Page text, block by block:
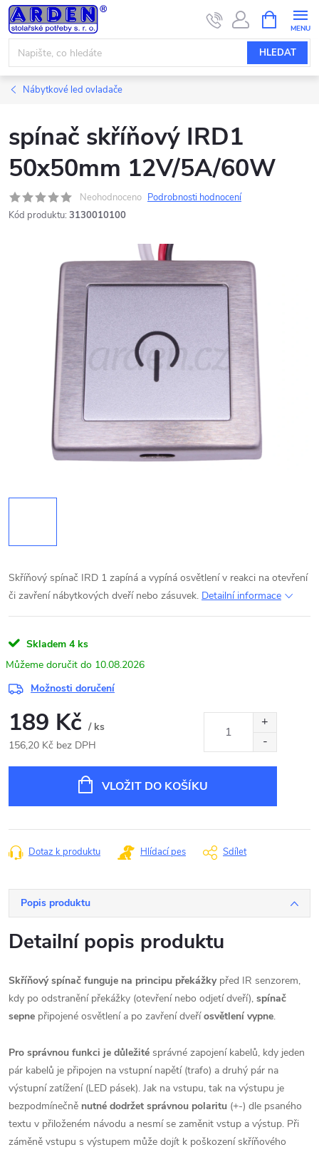
Přejít
na
obsah
HLEDAT
NÁKUPNÍ
KOŠÍK
Nábytkové led ovladače
spínač skříňový IRD1
50x50mm 12V/5A/60W
Neohodnoceno Podrobnosti hodnocení
Kód produktu: 3130010100
Skříňový spínač IRD 1 zapíná a vypíná osvětlení v reakci na otevření
či zavření nábytkových dveří nebo zásuvek. Detailní informace
Skladem 4 ks
10.08.2026
Možnosti doručení
189 Kč / ks
156,20 Kč bez DPH
VLOŽIT DO KOŠÍKU
Dotaz k produktu Hlídací pes Sdílet
Popis produktu
Detailní popis produktu
Skříňový spínač funguje na principu překážkypřed IR senzorem,
kdy po odstranění překážky (otevření nebo odjetí dveří), spínač
sepne připojené osvětlení a po zavření dveříosvětlení vypne.
Pro správnou funkci je důležité správné zapojení kabelů, kdy jeden
pár kabelů je připojen na vstupní napětí (trafo) a druhý pár na
výstupní zatížení (LED pásek). Jak na vstupu, tak na výstupu je
bezpodmínečně nutné dodržet správnou polaritu (+-) dle psaného
textu v přiloženém návodu a nesmí se zaměnit vstup a výstup. Při
záměně vstupu s výstupem může dojít k poškození skříňového